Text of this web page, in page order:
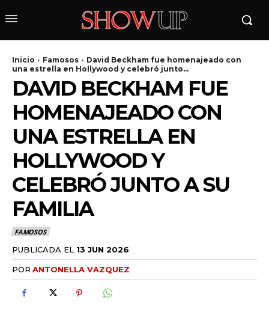
Inicio Famosos
David Beckham fue homenajeado con
una estrella en Hollywood y celebró junto...
DAVID BECKHAM FUE
HOMENAJEADO CON
UNA ESTRELLA EN
HOLLYWOOD Y
CELEBRÓ JUNTO A SU
FAMILIA
FAMOSOS
PUBLICADA EL 13 JUN 2026
POR ANTONELLA VAZQUEZ